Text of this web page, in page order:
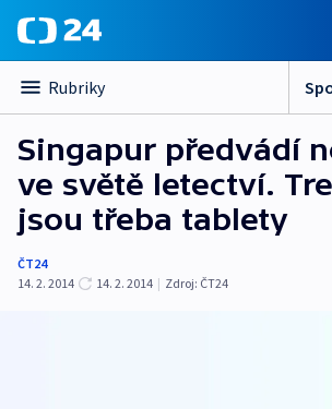
Rubriky
Singapur předvádí
ve světě letectví.
jsou třeba tablety
ČT24
14. 2. 2014
14. 2. 2014 | Zdroj: ČT24